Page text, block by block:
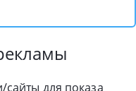
для показа